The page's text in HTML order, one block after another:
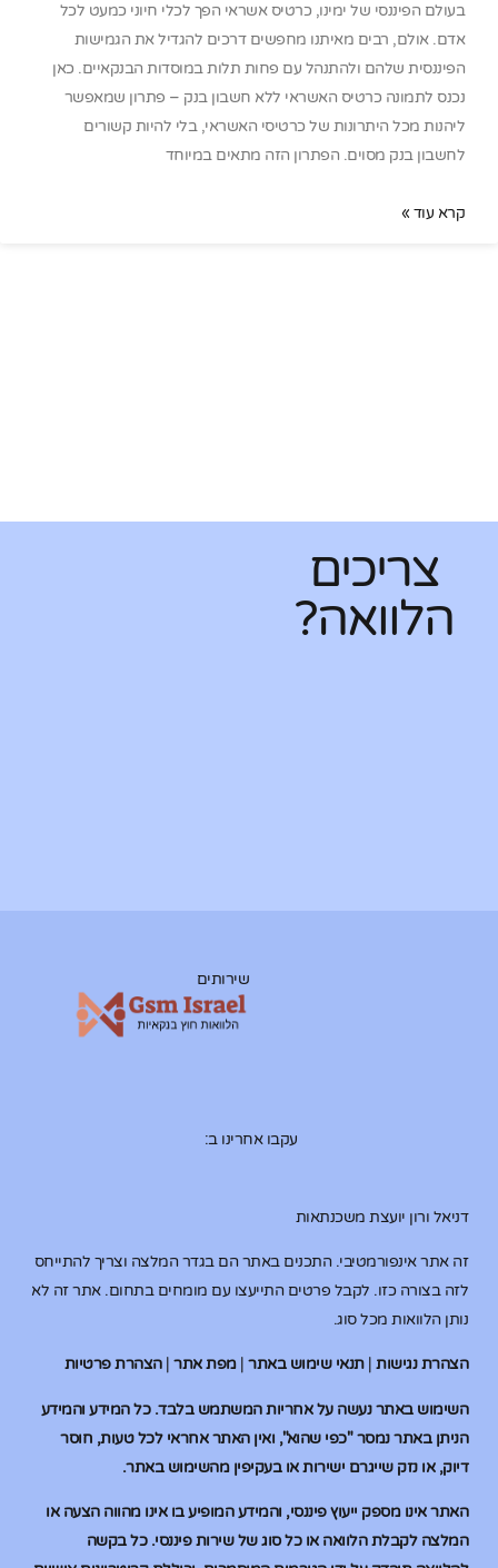
בעולם הפיננסי של ימינו, כרטיס אשראי הפך לכלי חיוני כמעט לכל
אדם. אולם, רבים מאיתנו מחפשים דרכים להגדיל את הגמישות
הפיננסית שלהם ולהתנהל עם פחות תלות במוסדות הבנקאיים. כאן
נכנס לתמונה כרטיס האשראי ללא חשבון בנק – פתרון שמאפשר
ליהנות מכל היתרונות של כרטיסי האשראי, בלי להיות קשורים
לחשבון בנק מסוים. הפתרון הזה מתאים במיוחד
קרא עוד »
צריכים
הלוואה?
דניאל ורון יועצת משכנתאות
זה אתר אינפורמטיבי. התכנים באתר הם בגדר המלצה וצריך להתייחס
לזה בצורה כזו. לקבל פרטים התייעצו עם מומחים בתחום. אתר זה לא
נותן הלוואות מכל סוג.
הצהרת נגישות|תנאי שימוש באתר|מפת אתר|הצהרת פרטיות
השימוש באתר נעשה על אחריות המשתמש בלבד. כל המידע והמידע
הניתן באתר נמסר "כפי שהוא", ואין האתר אחראי לכל טעות, חוסר
דיוק, או נזק שייגרם ישירות או בעקיפין מהשימוש באתר.
האתר אינו מספק ייעוץ פיננסי, והמידע המופיע בו אינו מהווה הצעה או
המלצה לקבלת הלוואה או כל סוג של שירות פיננסי. כל בקשה
שירותים
עקבו אחרינו ב: